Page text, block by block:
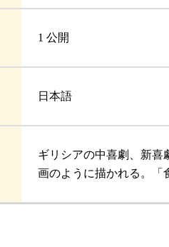
1 公開
日本語
ギリシアの中喜劇、新喜
画のように描かれる。「